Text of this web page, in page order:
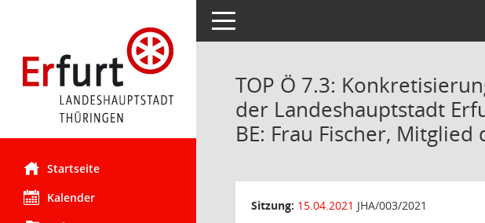
Startseite
Kalender
Toggle navigation
TOP Ö 7.3:
der Landeshauptstadt
BE: Frau Fischer, Mitglied
Sitzung: 15.04.2021 JHA/003/2021